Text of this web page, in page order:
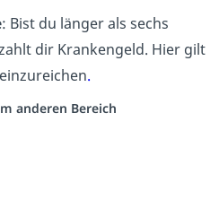
: Bist du länger als sechs
dir Krankengeld. Hier gilt
.
anderen Bereich